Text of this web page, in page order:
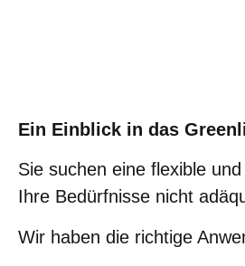
Ein Einblick in das
Sie suchen eine flexible
Ihre Bedürfnisse nicht
Wir haben die richtige